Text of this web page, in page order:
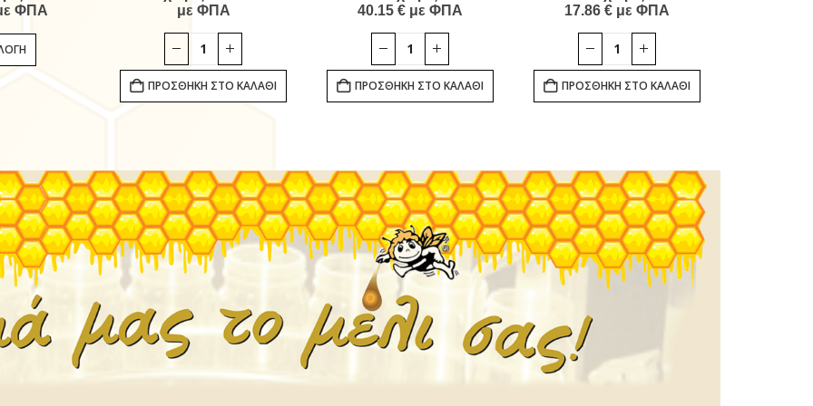
ΦΠΑ
Αυτό το προϊόν έχει πολλαπλές παραλλαγές. Οι επιλογές μπορούν να επιλεγούν στη σελίδα του προϊόντος
με ΦΠΑ
ΠΡΟΣΘΉΚΗ ΣΤΟ ΚΑΛΆΘΙ
40.15 € με ΦΠΑ
ΠΡΟΣΘΉΚΗ ΣΤΟ ΚΑΛΆΘΙ
17.86 € με ΦΠΑ
ΠΡΟΣΘΉΚΗ ΣΤΟ ΚΑΛΆΘΙ